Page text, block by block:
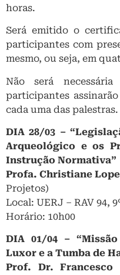
horas.
Será emitido o
participantes com
mesmo, ou seja, em
Não será
participantes
cada uma das palestras.
DIA 28/03 –
Arqueológico e os
Instrução Normativa”
Profa. Christiane
Projetos)
Local: UERJ – RAV 94,
Horário: 10h00
DIA 01/04 –
Luxor e a Tumba de
Prof. Dr.